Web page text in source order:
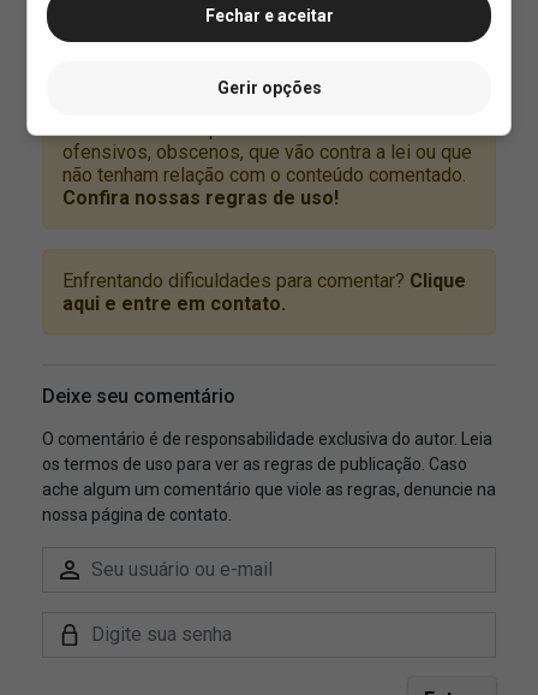
Fechar e aceitar
Gerir opções